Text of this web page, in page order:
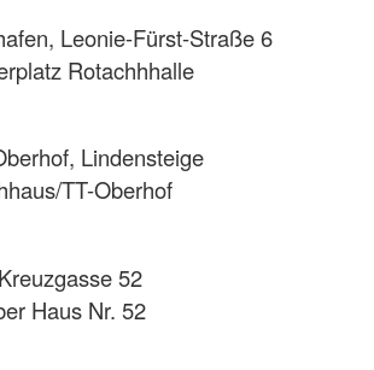
Leonie-Fürst-Straße 6
Rotachhhalle
Lindensteige
TT-Oberhof
52
Haus Nr. 52